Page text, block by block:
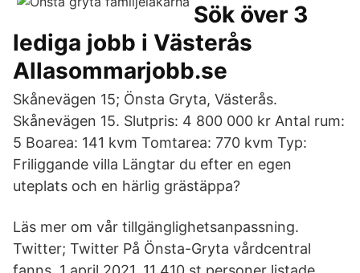
Sök över 3
lediga jobb i Västerås
Allasommarjobb.se
Skånevägen 15; Önsta Gryta, Västerås.
Skånevägen 15. Slutpris: 4 800 000 kr Antal rum:
5 Boarea: 141 kvm Tomtarea: 770 kvm Typ:
Friliggande villa Längtar du efter en egen
uteplats och en härlig grästäppa?
Läs mer om vår tillgänglighetsanpassning.
Twitter; Twitter På Önsta-Gryta vårdcentral